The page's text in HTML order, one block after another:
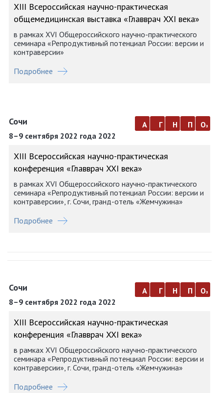
ХIII Всероссийская научно-практическая
общемедицинская выставка «Главврач XXI века»
в рамках XVI Общероссийского научно-практического
семинара «Репродуктивный потенциал России: версии и
контраверсии»
Подробнее
Сочи
8–9 сентября 2022 года 2022
а г н п оз
ХIII Всероссийская научно-практическая
конференция «Главврач XXI века»
в рамках XVI Общероссийского научно-практического
семинара «Репродуктивный потенциал России: версии и
контраверсии», г. Сочи, гранд-отель «Жемчужина»
Подробнее
Сочи
8–9 сентября 2022 года 2022
а г н п оз
ХIII Всероссийская научно-практическая
конференция «Главврач XXI века»
в рамках XVI Общероссийского научно-практического
семинара «Репродуктивный потенциал России: версии и
контраверсии», г. Сочи, гранд-отель «Жемчужина»
Подробнее